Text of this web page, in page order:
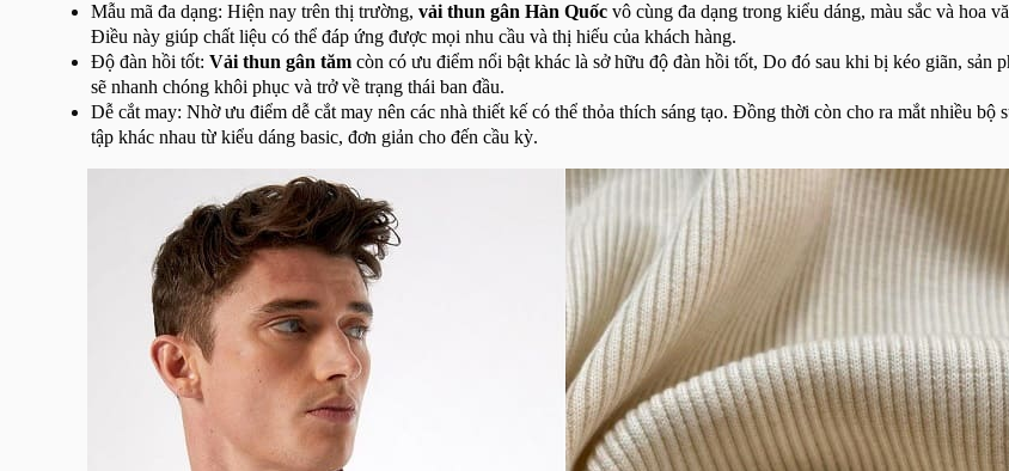
Mẫu mã đa dạng: Hiện nay trên thị trường, vải thun gân Hàn Quốc vô cùng đa dạng trong kiểu dáng, màu sắc và hoa
Điều này giúp chất liệu có thể đáp ứng được mọi nhu cầu và thị hiếu của khách hàng.
Độ đàn hồi tốt: Vải thun gân tăm còn có ưu điểm nổi bật khác là sở hữu độ đàn hồi tốt, Do đó sau khi bị kéo giãn, sản
sẽ nhanh chóng khôi phục và trở về trạng thái ban đầu.
Dễ cắt may: Nhờ ưu điểm dễ cắt may nên các nhà thiết kế có thể thỏa thích sáng tạo. Đồng thời còn cho ra mắt nhiều bộ
tập khác nhau từ kiểu dáng basic, đơn giản cho đến cầu kỳ.